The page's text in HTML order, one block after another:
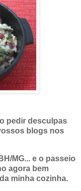
pedir desculpas
blogs nos
MG... e o passeio
agora bem
minha cozinha.